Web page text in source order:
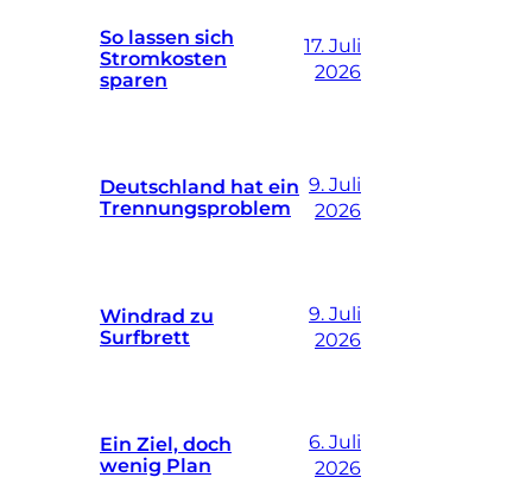
So lassen sich
Stromkosten
sparen
17. Juli
2026
Deutschland hat ein
Trennungsproblem
9. Juli
2026
Windrad zu
Surfbrett
9. Juli
2026
Ein Ziel, doch
wenig Plan
6. Juli
2026